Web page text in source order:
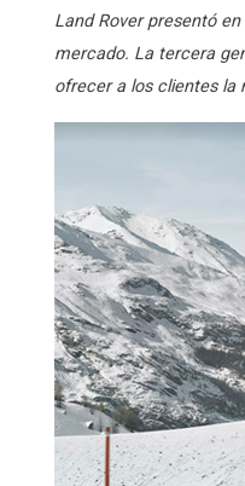
Land Rover presentó
mercado. La tercera
ofrecer a los clientes la